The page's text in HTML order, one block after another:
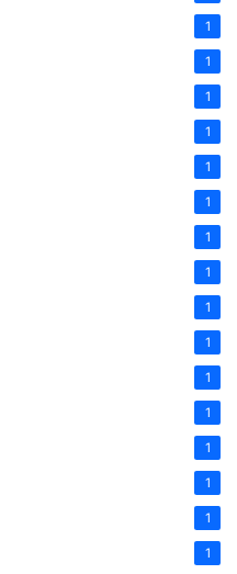
1
1
1
1
1
1
1
1
1
1
1
1
1
1
1
1